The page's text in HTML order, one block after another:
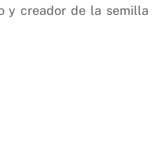
y creador de la semilla